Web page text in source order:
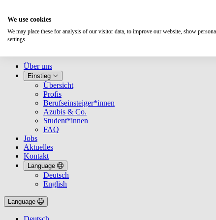
Über uns
Einstieg
Übersicht
Profis
Berufseinsteiger*innen
Azubis & Co.
Student*innen
FAQ
Jobs
Aktuelles
Kontakt
Language
Deutsch
English
Language
We use cookies
We may place these for analysis of our visitor data, to improve our website, show
settings.